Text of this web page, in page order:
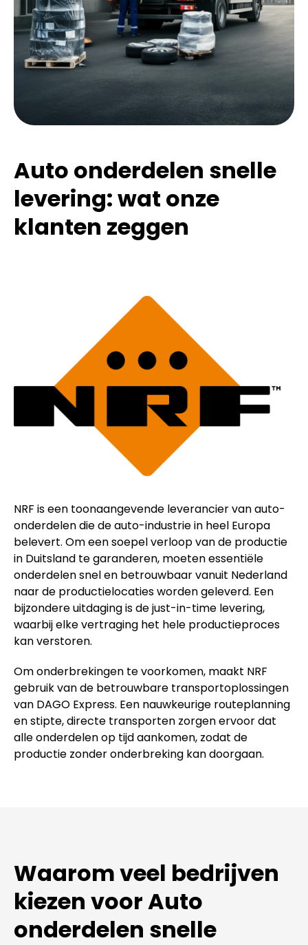
Auto onderdelen snelle
levering: wat onze
klanten zeggen
NRF is een toonaangevende leverancier van auto-
onderdelen die de auto-industrie in heel Europa
belevert. Om een soepel verloop van de productie
in Duitsland te garanderen, moeten essentiële
onderdelen snel en betrouwbaar vanuit Nederland
naar de productielocaties worden geleverd. Een
bijzondere uitdaging is de just-in-time levering,
waarbij elke vertraging het hele productieproces
kan verstoren.
Om onderbrekingen te voorkomen, maakt NRF
gebruik van de betrouwbare transportoplossingen
van DAGO Express. Een nauwkeurige routeplanning
en stipte, directe transporten zorgen ervoor dat
alle onderdelen op tijd aankomen, zodat de
productie zonder onderbreking kan doorgaan.
Waarom veel bedrijven
kiezen voor Auto
onderdelen snelle